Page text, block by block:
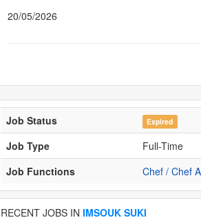
20/05/2026
Job Status Expired
Job Type
Full-Time
Job Functions
Chef / Chef
RECENT JOBS IN IMSOUK SUKI